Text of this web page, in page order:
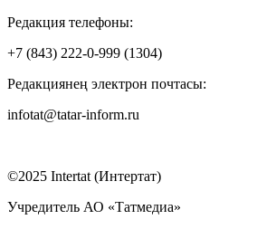
Редакция телефоны:
+7 (843) 222-0-999 (1304)
Редакциянең электрон почтасы:
infotat@tatar-inform.ru
©2025 Intertat (Интертат)
Учредитель АО «Татмедиа»